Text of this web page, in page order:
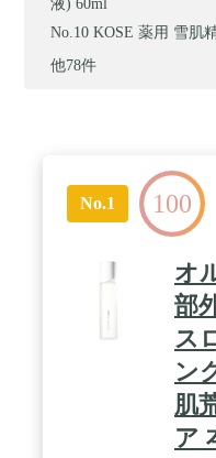
液) 60ml
KOSE 薬用 雪肌
他78件
No.1 100
オ
部
ス
ン
肌
ア